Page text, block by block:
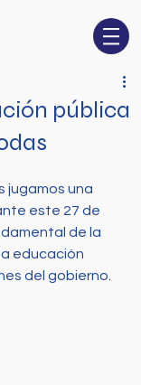
pública
jugamos una
este 27 de
de la
educación
del gobierno.